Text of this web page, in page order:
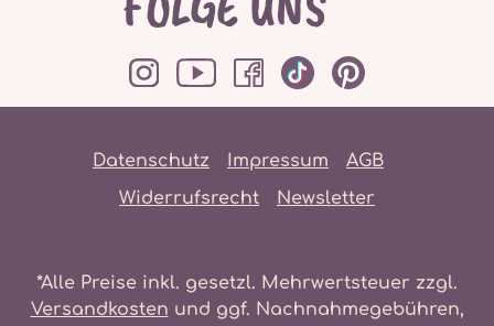
Datenschutz Impressum
AGB
Widerrufsrecht
Newsletter
*Alle Preise inkl. gesetzl. Mehrwertsteuer zzgl.
Versandkosten und ggf. Nachnahmegebühren,